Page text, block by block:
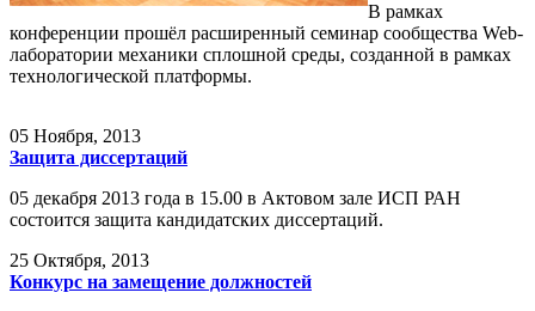
В рамках
конференции прошёл расширенный семинар сообщества Web-
лаборатории механики сплошной среды, созданной в рамках
технологической платформы.
05 Ноября, 2013
Защита диссертаций
05 декабря 2013 года в 15.00 в Актовом зале ИСП РАН
состоится защита кандидатских диссертаций.
25 Октября, 2013
Конкурс на замещение должностей